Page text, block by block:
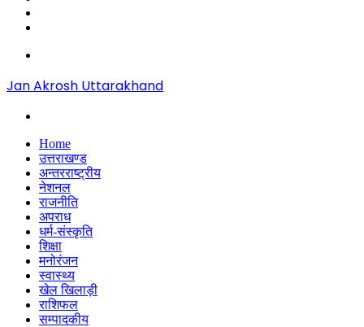
Jan Akrosh Uttarakhand
Home
उत्तराखण्ड
अन्तरराष्ट्रीय
नेशनल
राजनीति
अपराध
धर्म-संस्कृति
शिक्षा
मनोरंजन
स्वास्थ्य
खेल खिलाड़ी
राशिफल
सम्पादकीय